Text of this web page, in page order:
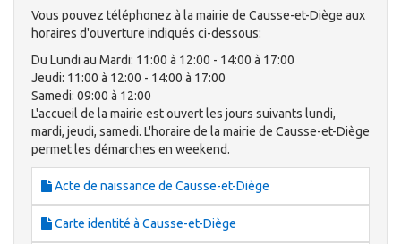
Vous pouvez téléphonez à la mairie de Causse-et-Diège aux
horaires d'ouverture indiqués ci-dessous:
Du Lundi au Mardi: 11:00 à 12:00 - 14:00 à 17:00
Jeudi: 11:00 à 12:00 - 14:00 à 17:00
Samedi: 09:00 à 12:00
L'accueil de la mairie est ouvert les jours suivants lundi,
mardi, jeudi, samedi. L'horaire de la mairie de Causse-et-Diège
permet les démarches en weekend.
Acte de naissance de Causse-et-Diège
Carte identité à Causse-et-Diège